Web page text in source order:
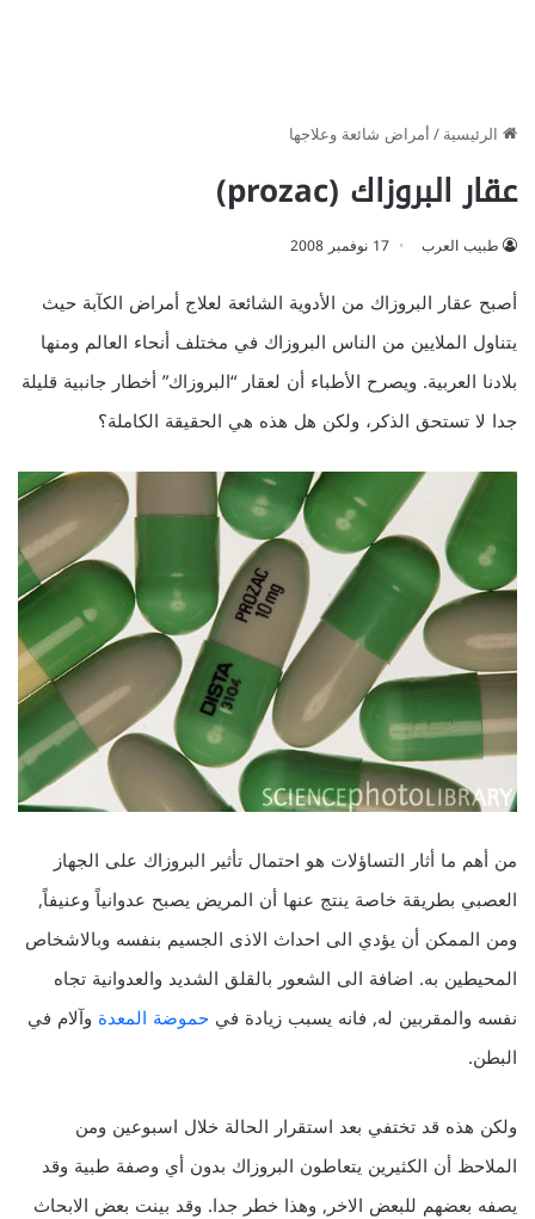
الرئيسية/أمراض شائعة وعلاجها
عقار البروزاك (prozac)
طبيب العرب 17 نوفمبر 2008
أصبح عقار البروزاك من الأدوية الشائعة لعلاج أمراض الكآبة حيث
يتناول الملايين من الناس البروزاك في مختلف أنحاء العالم ومنها
بلادنا العربية. ويصرح الأطباء أن لعقار “البروزاك” أخطار جانبية قليلة
جدا لا تستحق الذكر، ولكن هل هذه هي الحقيقة الكاملة؟
من أهم ما أثار التساؤلات هو احتمال تأثير البروزاك على الجهاز
العصبي بطريقة خاصة ينتج عنها أن المريض يصبح عدوانياً وعنيفاً,
ومن الممكن أن يؤدي الى احداث الاذى الجسيم بنفسه وبالاشخاص
المحيطين به. اضافة الى الشعور بالقلق الشديد والعدوانية تجاه
نفسه والمقربين له, فانه يسبب زيادة في حموضة المعدة وآلام في
البطن.
ولكن هذه قد تختفي بعد استقرار الحالة خلال اسبوعين ومن
الملاحظ أن الكثيرين يتعاطون البروزاك بدون أي وصفة طبية وقد
يصفه بعضهم للبعض الاخر, وهذا خطر جدا. وقد بينت بعض الابحاث